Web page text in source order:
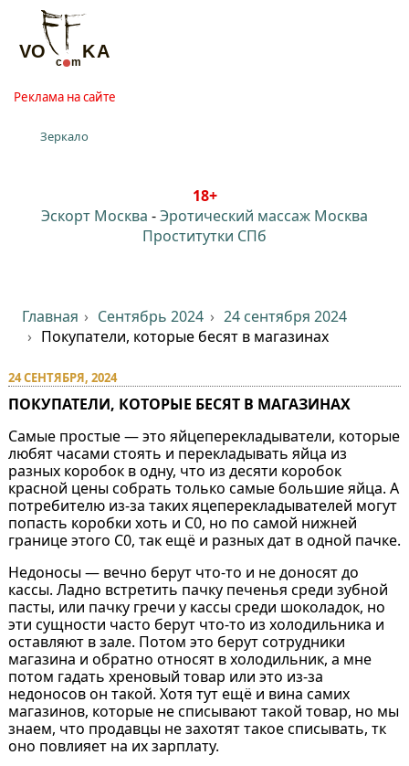
Реклама на сайте
Зеркало
18+
Эскорт Москва -Эротический массаж Москва
Проститутки СПб
Главная Сентябрь 2024
24 сентября 2024
Покупатели, которые бесят в магазинах
24 СЕНТЯБРЯ, 2024
ПОКУПАТЕЛИ, КОТОРЫЕ БЕСЯТ В МАГАЗИНАХ
Самые простые — это яйцеперекладыватели, которые
любят часами стоять и перекладывать яйца из
разных коробок в одну, что из десяти коробок
красной цены собрать только самые большие яйца. А
потребителю из-за таких яцеперекладывателей могут
попасть коробки хоть и С0, но по самой нижней
границе этого С0, так ещё и разных дат в одной пачке.
Недоносы — вечно берут что-то и не доносят до
кассы. Ладно встретить пачку печенья среди зубной
пасты, или пачку гречи у кассы среди шоколадок, но
эти сущности часто берут что-то из холодильника и
оставляют в зале. Потом это берут сотрудники
магазина и обратно относят в холодильник, а мне
потом гадать хреновый товар или это из-за
недоносов он такой. Хотя тут ещё и вина самих
магазинов, которые не списывают такой товар, но мы
знаем, что продавцы не захотят такое списывать, тк
оно повлияет на их зарплату.